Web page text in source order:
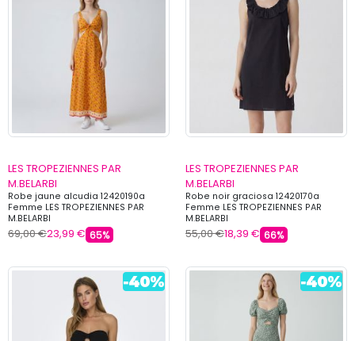
LES TROPEZIENNES PAR
M.BELARBI
Robe jaune alcudia 12420190a
Femme LES TROPEZIENNES PAR
M.BELARBI
69,00 €23,99 € 65%
LES TROPEZIENNES PAR
M.BELARBI
Robe noir graciosa 12420170a
Femme LES TROPEZIENNES PAR
M.BELARBI
55,00 €18,39 € 66%